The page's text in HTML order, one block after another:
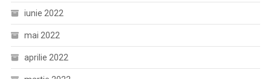
iunie 2022
mai 2022
aprilie 2022